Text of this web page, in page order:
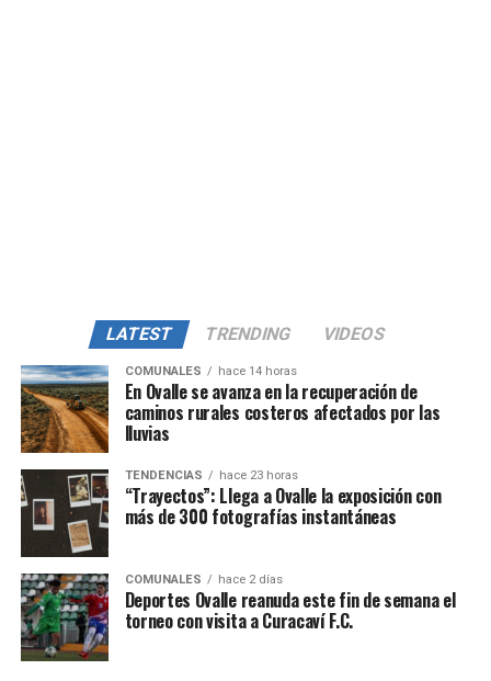
LATEST TRENDING VIDEOS
COMUNALES hace 14 horas
En Ovalle se avanza en la recuperación de
caminos rurales costeros afectados por las
lluvias
TENDENCIAS hace 23 horas
“Trayectos”: Llega a Ovalle la exposición con
más de 300 fotografías instantáneas
COMUNALES hace 2 días
Deportes Ovalle reanuda este fin de semana el
torneo con visita a Curacaví F.C.